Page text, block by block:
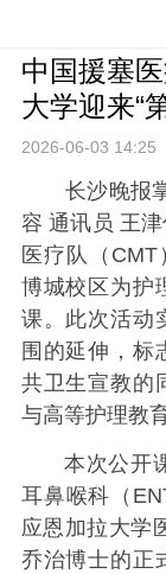
中国援塞
大学迎来“
2026-06-03 14:25
长沙晚报掌
容 通讯员 王津
医疗队（CMT
博城校区为护
课。此次活动
围的延伸，标
共卫生宣教的
与高等护理教育
本次公开
耳鼻喉科（
应恩加拉大学
乔治博士的正